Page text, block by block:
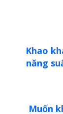
Muốn
Khao
năng